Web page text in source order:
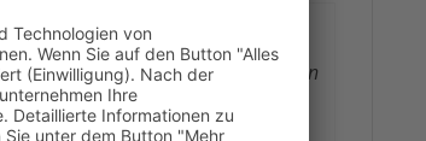
*, Rohrzucker *,
Milch und Schalenfrüchten enthalten